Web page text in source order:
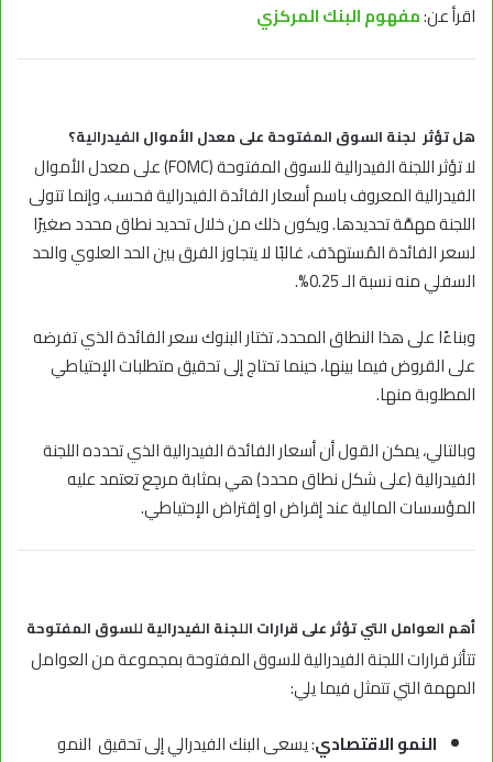
اقرأ عن:مفهوم البنك المركزي
هل تؤثر لجنة السوق المفتوحة على معدل الأموال الفيدرالية؟
لا تؤثر اللجنة الفيدرالية للسوق المفتوحة (FOMC) على معدل الأموال
الفيدرالية المعروف باسم أسعار الفائدة الفيدرالية فحسب، وإنما تتولى
اللجنة مهمَّة تحديدها. ويكون ذلك من خلال تحديد نطاق محدد صغيرًا
لسعر الفائدة المُستهدَف، غالبًا لا يتجاوز الفرق بين الحد العلوي والحد
السفلي منه نسبة الـ 0.25%.
وبناءًا على هذا النطاق المحدد، تختار البنوك سعر الفائدة الذي تفرضه
على القروض فيما بينها، حينما تحتاج إلى تحقيق متطلبات الإحتياطي
المطلوبة منها.
وبالتالي، يمكن القول أن أسعار الفائدة الفيدرالية الذي تحدده اللجنة
الفيدرالية (على شكل نطاق محدد) هي بمثابة مرجِع تعتمد عليه
المؤسسات المالية عند إقراض او إقتراض الإحتياطي.
أهم العوامل التي تؤثر على قرارات اللجنة الفيدرالية للسوق المفتوحة
تتأثر قرارات اللجنة الفيدرالية للسوق المفتوحة بمجموعة من العوامل
المهمة التي تتمثل فيما يلي:
النمو الاقتصادي: يسعىالبنك الفيدراليإلى تحقيق النمو